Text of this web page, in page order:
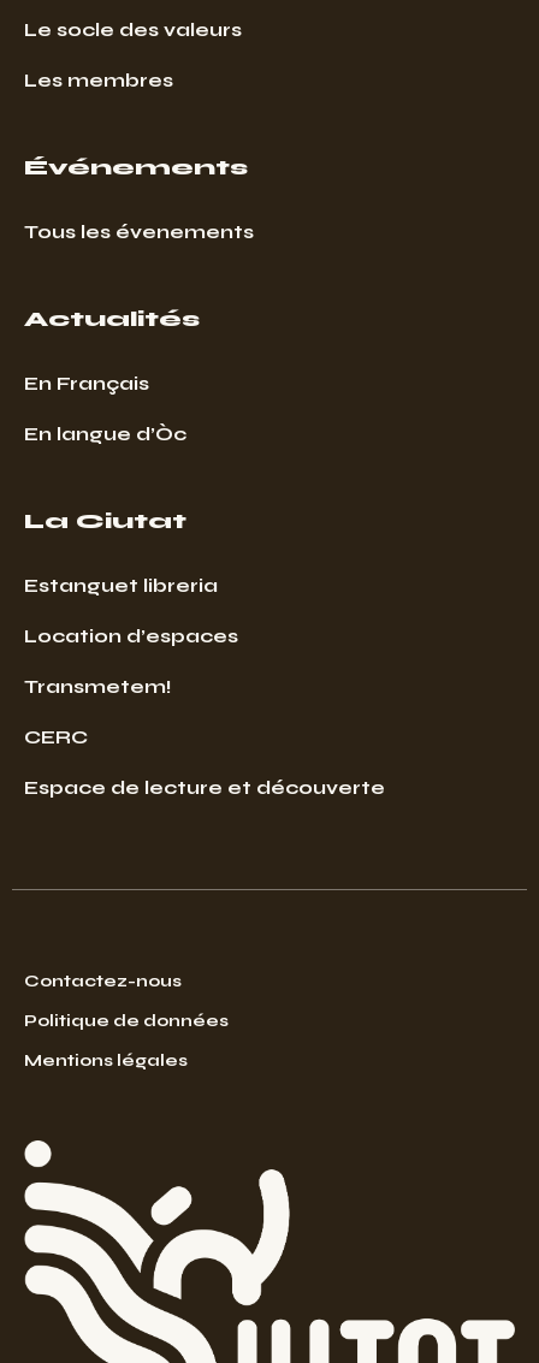
Le socle des valeurs
Les membres
Événements
Tous les évenements
Actualités
En Français
En langue d’Òc
La Ciutat
Estanguet libreria
Location d’espaces
Transmetem!
CERC
Espace de lecture et découverte
Contactez-nous
Politique de données
Mentions légales